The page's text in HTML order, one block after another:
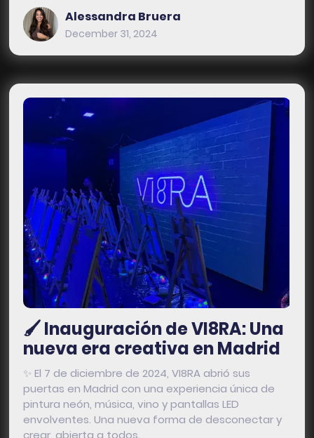
Alessandra Bruera
December 31, 2024
🖌️ Inauguración de VI8RA: Una
nueva era creativa en Madrid
✨ El 7 de diciembre de 2024, VI8RA abrió sus
puertas en Madrid con una experiencia única de
pintura neón, música, vino y pantallas LED
envolventes. Una nueva forma de desconectar y
crear, abierta a todos.